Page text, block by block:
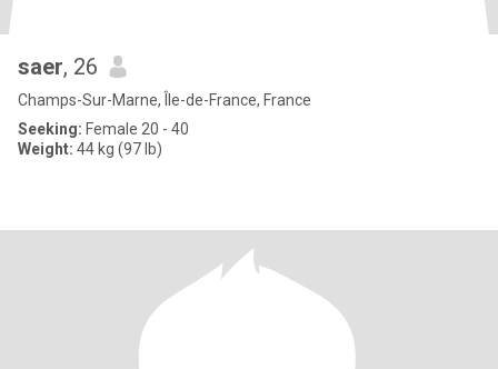
saer, 26
Champs-Sur-Marne, Île-de-France, France
Seeking: Female 20 - 40
Weight: 44 kg (97 lb)